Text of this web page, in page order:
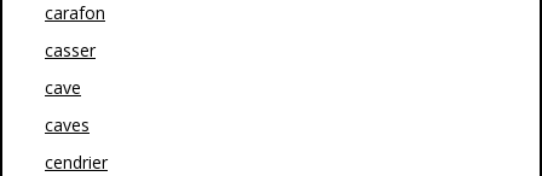
carafon
casser
cave
caves
cendrier